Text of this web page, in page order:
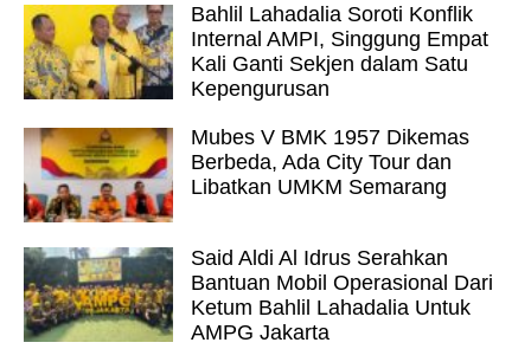
Bahlil Lahadalia Soroti Konflik
Internal AMPI, Singgung Empat
Kali Ganti Sekjen dalam Satu
Kepengurusan
Mubes V BMK 1957 Dikemas
Berbeda, Ada City Tour dan
Libatkan UMKM Semarang
Said Aldi Al Idrus Serahkan
Bantuan Mobil Operasional Dari
Ketum Bahlil Lahadalia Untuk
AMPG Jakarta